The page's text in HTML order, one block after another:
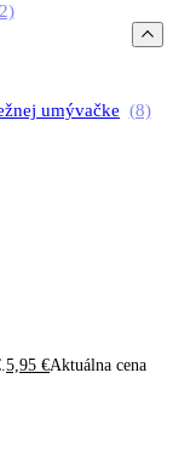
umývačke (8)
5,95 €Aktuálna cena